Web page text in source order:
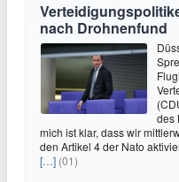
nach Drohnenfund
des
mich ist klar, dass wir
den Artikel 4 der Nato
[…] (01)